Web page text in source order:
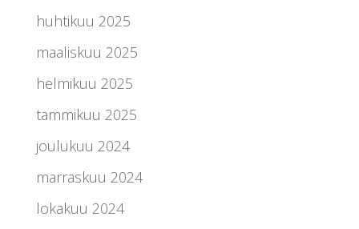
huhtikuu 2025
maaliskuu 2025
helmikuu 2025
tammikuu 2025
joulukuu 2024
marraskuu 2024
lokakuu 2024